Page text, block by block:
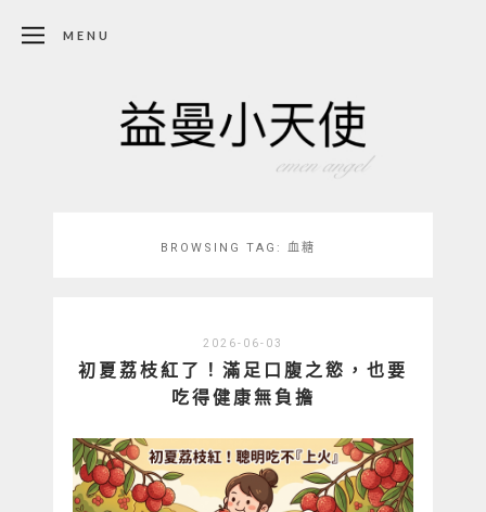
MENU
BROWSING TAG: 血糖
2026-06-03
初夏荔枝紅了！滿足口腹之慾，也要
吃得健康無負擔